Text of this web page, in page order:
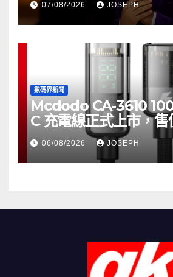
07/08/2026 JOSEPH
數碼界新聞
Mcdodo CA-3610
C 充電線正式上市，售
06/08/2026 JOSEPH